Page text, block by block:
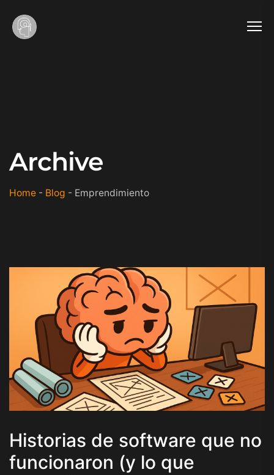
Archive
Home - Blog - Emprendimiento
Historias de software que no
funcionaron (y lo que